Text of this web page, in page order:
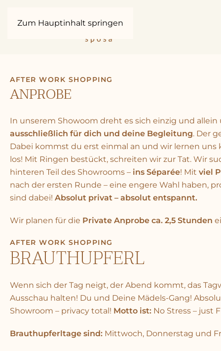
Zum Hauptinhalt springen
AFTER WORK SHOPPING
ANPROBE
In unserem Showoom dreht es sich einzig und
ausschließlich für dich und deine Begleitung. Der
Dabei kommst du erst einmal an und wir lernen
los! Mit Ringen bestückt, schreiten wir zur Tat. Wir
hinteren Teil des Showrooms – ins Séparée! Mit viel
nach der ersten Runde – eine engere Wahl haben,
sind dabei! Absolut privat – absolut entspannt.
Wir planen für die Private Anprobe ca. 2,5 Stunden
AFTER WORK SHOPPING
BRAUTHUPFERL
Wenn sich der Tag neigt, der Abend kommt, das
Ausschau halten! Du und Deine Mädels-Gang!
Showroom – privacy total! Motto ist: No Stress – just
Brauthupferltage sind: Mittwoch, Donnerstag und